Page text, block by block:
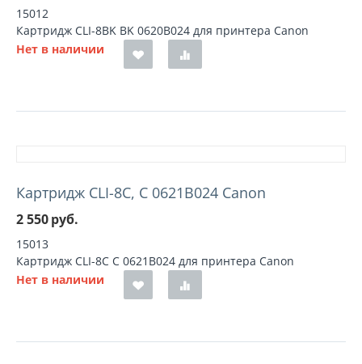
15012
Картридж CLI-8BK BK 0620B024 для принтера Canon
Нет в наличии
Картридж CLI-8C, C 0621B024 Canon
2 550руб.
15013
Картридж CLI-8C C 0621B024 для принтера Canon
Нет в наличии